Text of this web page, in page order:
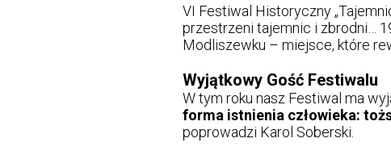
VI Festiwal Historyczny
przestrzeni tajemnic i zbrodni…
Modliszewku – miejsce, które
Wyjątkowy Gość Festiwalu
W tym roku nasz Festiwal ma
forma istnienia człowieka:
poprowadzi Karol Soberski.